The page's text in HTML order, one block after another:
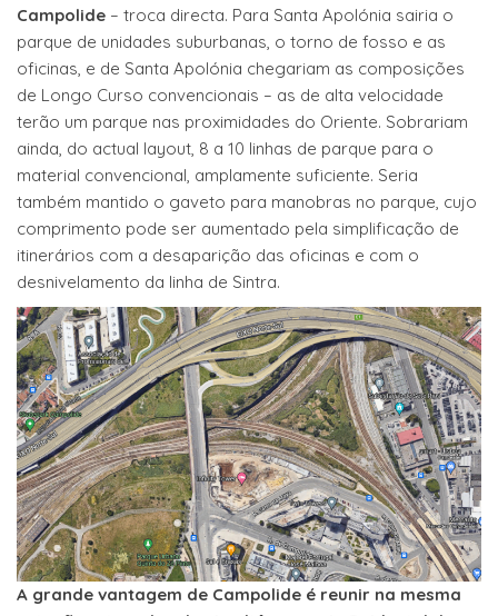
Campolide – troca directa. Para Santa Apolónia sairia o
parque de unidades suburbanas, o torno de fosso e as
oficinas, e de Santa Apolónia chegariam as composições
de Longo Curso convencionais – as de alta velocidade
terão um parque nas proximidades do Oriente. Sobrariam
ainda, do actual layout, 8 a 10 linhas de parque para o
material convencional, amplamente suficiente. Seria
também mantido o gaveto para manobras no parque, cujo
comprimento pode ser aumentado pela simplificação de
itinerários com a desaparição das oficinas e com o
desnivelamento da linha de Sintra.
A grande vantagem de Campolide é reunir na mesma